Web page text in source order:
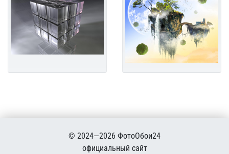
© 2024—2026 ФотоОбои24
официальный сайт